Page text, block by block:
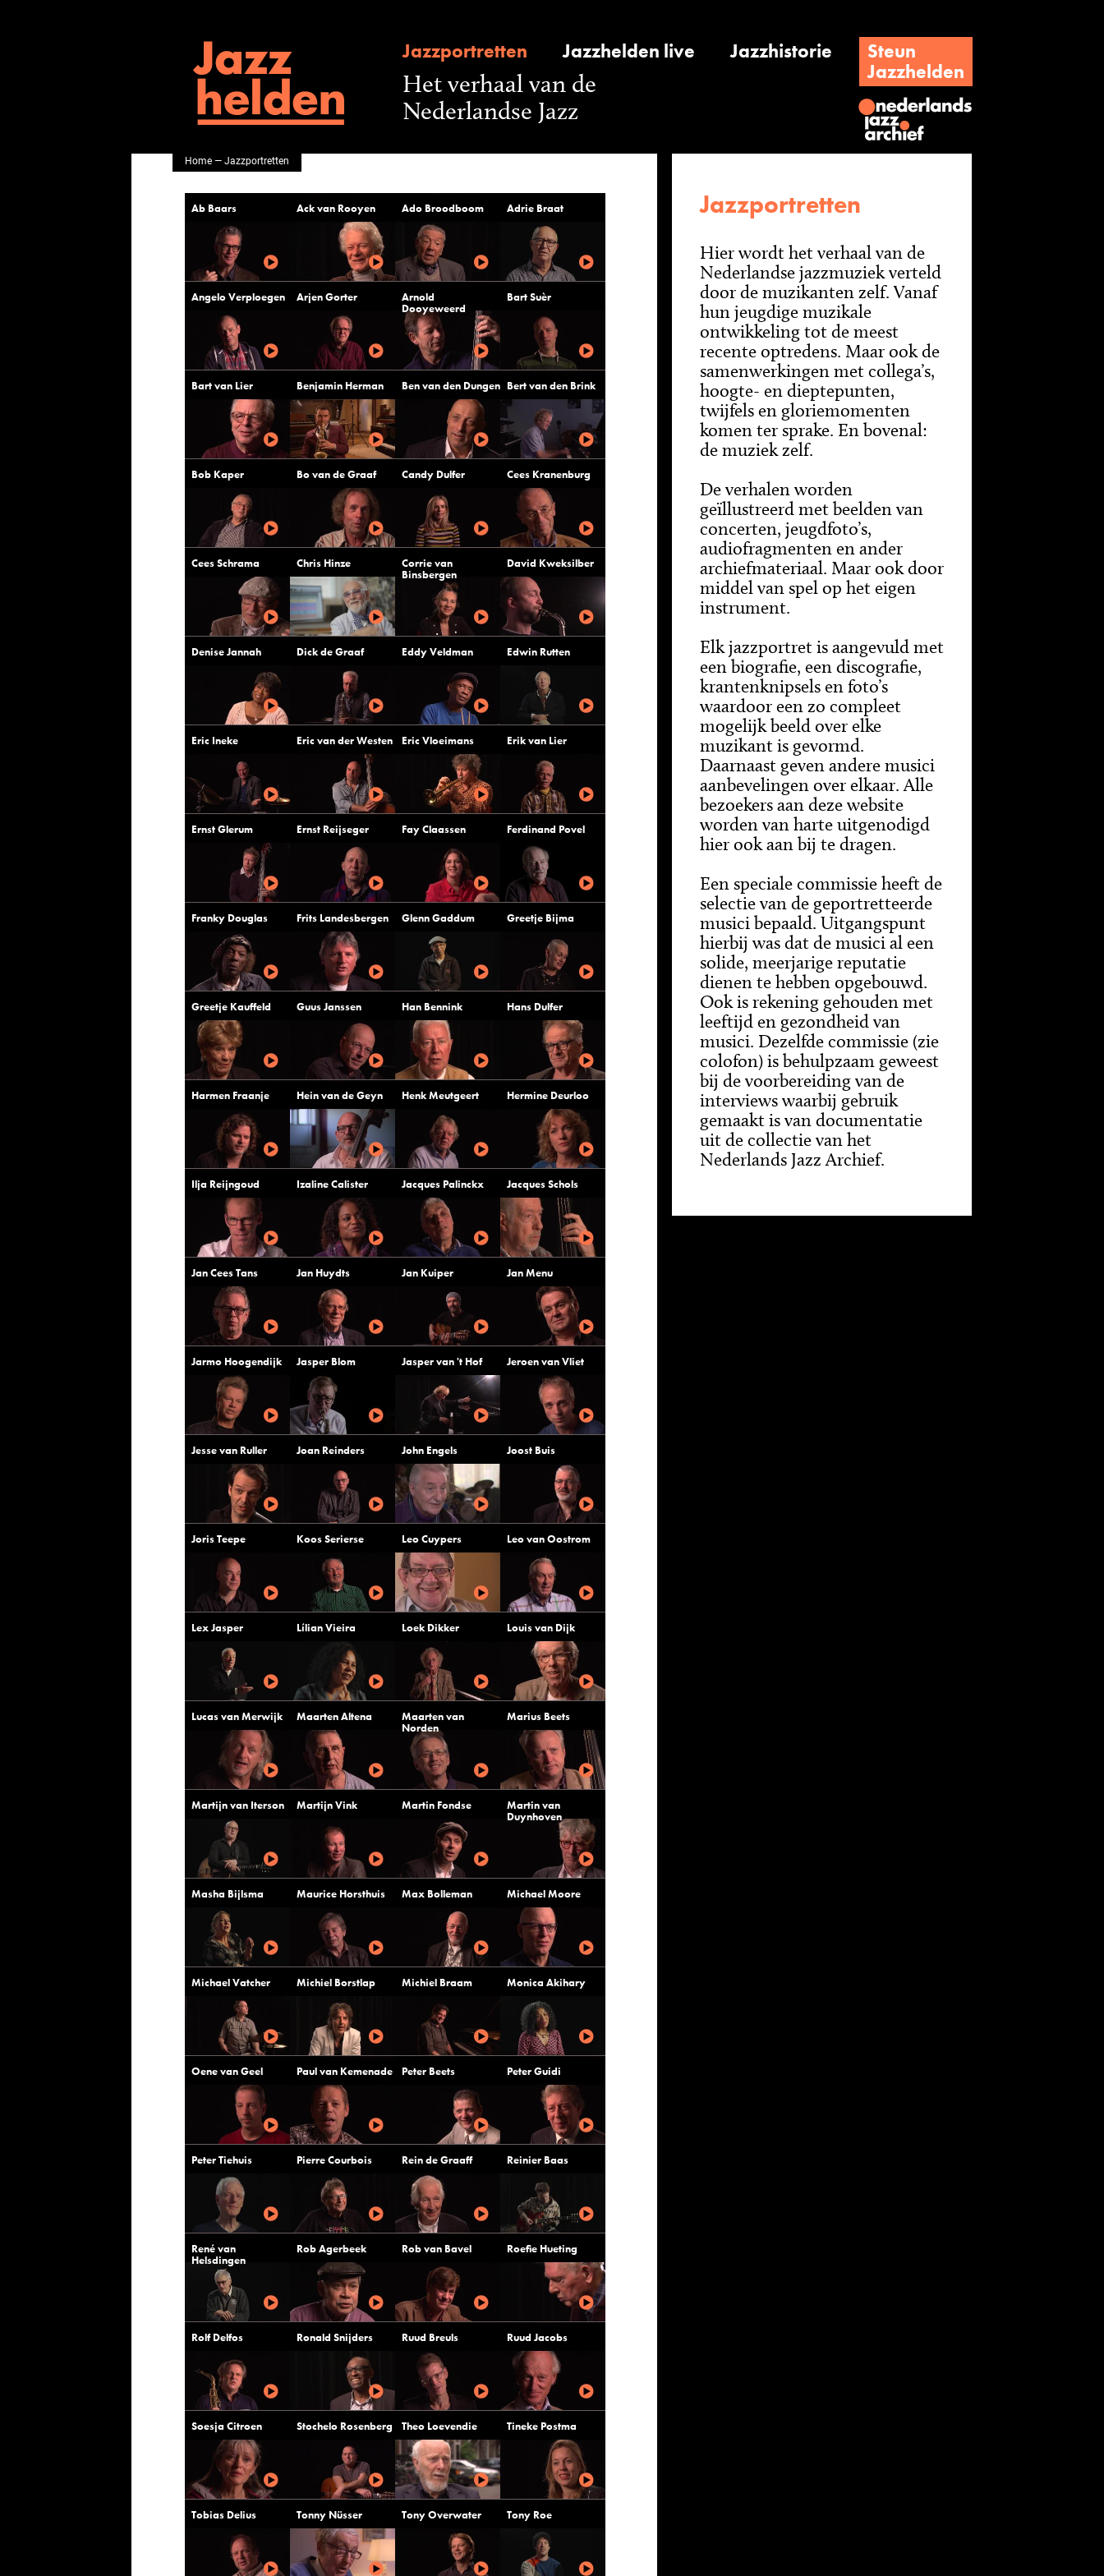
Jazzportretten Jazzhelden live Jazzhistorie
Steun
Jazzhelden
Het verhaal van de
Nederlandse Jazz
Home—Jazzportretten
Ab Baars Ack van Rooyen Ado Broodboom Adrie Braat
Angelo Verploegen Arjen Gorter
Arnold
Dooyeweerd
Bart Suèr
Bart van Lier Benjamin Herman Ben van den Dungen Bert van den Brink
Bob Kaper Bo van de Graaf Candy Dulfer Cees Kranenburg
Cees Schrama Chris Hinze
Corrie van
Binsbergen
David Kweksilber
Denise Jannah Dick de Graaf Eddy Veldman Edwin Rutten
Eric Ineke Eric van der Westen Eric Vloeimans Erik van Lier
Ernst Glerum Ernst Reijseger Fay Claassen Ferdinand Povel
Franky Douglas Frits Landesbergen Glenn Gaddum Greetje Bijma
Greetje Kauffeld Guus Janssen Han Bennink Hans Dulfer
Harmen Fraanje Hein van de Geyn Henk Meutgeert Hermine Deurloo
Ilja Reijngoud Izaline Calister Jacques Palinckx Jacques Schols
Jan Cees Tans Jan Huydts Jan Kuiper Jan Menu
Jarmo Hoogendijk Jasper Blom Jasper van 't Hof Jeroen van Vliet
Jesse van Ruller Joan Reinders John Engels Joost Buis
Joris Teepe Koos Serierse Leo Cuypers Leo van Oostrom
Lex Jasper Lílian Vieira Loek Dikker Louis van Dijk
Lucas van Merwijk Maarten Altena
Maarten van
Norden
Marius Beets
Martijn van Iterson Martijn Vink Martin Fondse
Martin van
Duynhoven
Masha Bijlsma Maurice Horsthuis Max Bolleman Michael Moore
Michael Vatcher Michiel Borstlap Michiel Braam Monica Akihary
Oene van Geel Paul van Kemenade Peter Beets Peter Guidi
Peter Tiehuis Pierre Courbois Rein de Graaff Reinier Baas
René van
Helsdingen
Rob Agerbeek Rob van Bavel Roefie Hueting
Rolf Delfos Ronald Snijders Ruud Breuls Ruud Jacobs
Soesja Citroen Stochelo Rosenberg Theo Loevendie Tineke Postma
Tobias Delius Tonny Nüsser Tony Overwater Tony Roe
Jazzportretten
Hier wordt het verhaal van de
Nederlandse jazzmuziek verteld
door de muzikanten zelf. Vanaf
hun jeugdige muzikale
ontwikkeling tot de meest
recente optredens. Maar ook de
samenwerkingen met collega’s,
hoogte- en dieptepunten,
twijfels en gloriemomenten
komen ter sprake. En bovenal:
de muziek zelf.
De verhalen worden
geïllustreerd met beelden van
concerten, jeugdfoto’s,
audiofragmenten en ander
archiefmateriaal. Maar ook door
middel van spel op het eigen
instrument.
Elk jazzportret is aangevuld met
een biografie, een discografie,
krantenknipsels en foto’s
waardoor een zo compleet
mogelijk beeld over elke
muzikant is gevormd.
Daarnaast geven andere musici
aanbevelingen over elkaar. Alle
bezoekers aan deze website
worden van harte uitgenodigd
hier ook aan bij te dragen.
Een speciale commissie heeft de
selectie van de geportretteerde
musici bepaald. Uitgangspunt
hierbij was dat de musici al een
solide, meerjarige reputatie
dienen te hebben opgebouwd.
Ook is rekening gehouden met
leeftijd en gezondheid van
musici. Dezelfde commissie (zie
colofon) is behulpzaam geweest
bij de voorbereiding van de
interviews waarbij gebruik
gemaakt is van documentatie
uit de collectie van het
Nederlands Jazz Archief.